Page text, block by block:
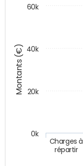
Montants (€)
Charges à
répartir
0k
20k
40k
60k